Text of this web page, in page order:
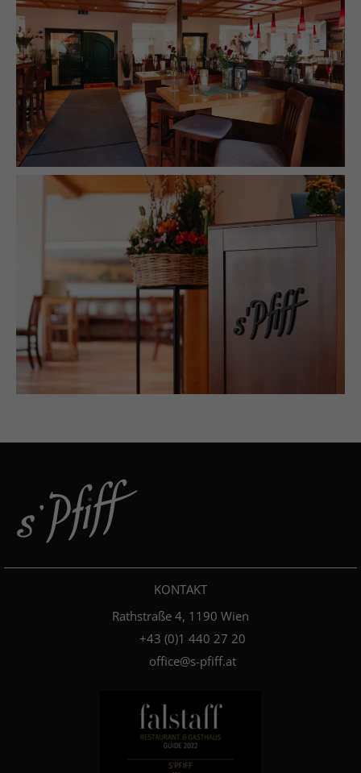
KONTAKT
Rathstraße 4, 1190 Wien
+4­3­ ­(0)­1 440 27 20
office@s-pfiff.at